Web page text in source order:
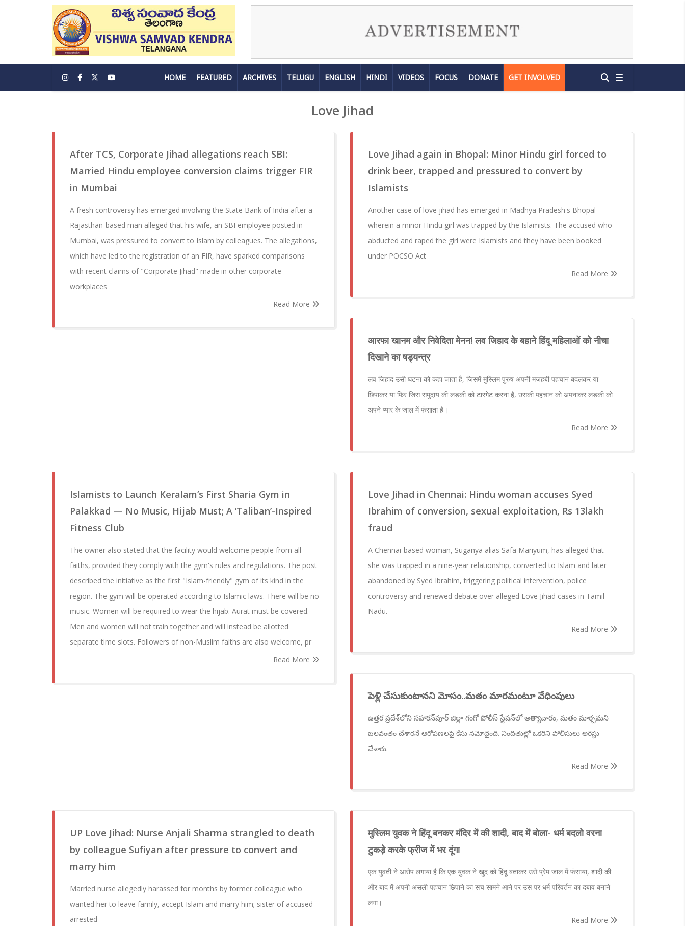
HOME FEATURED ARCHIVES TELUGU ENGLISH HINDI VIDEOS FOCUS DONATE GET INVOLVED
Love Jihad
After TCS, Corporate Jihad allegations reach SBI:
Married Hindu employee conversion claims trigger FIR
in Mumbai
A fresh controversy has emerged involving the State Bank of India after a
Rajasthan-based man alleged that his wife, an SBI employee posted in
Mumbai, was pressured to convert to Islam by colleagues. The allegations,
which have led to the registration of an FIR, have sparked comparisons
with recent claims of "Corporate Jihad" made in other corporate
workplaces
Read More
Love Jihad again in Bhopal: Minor Hindu girl forced to
drink beer, trapped and pressured to convert by
Islamists
Another case of love jihad has emerged in Madhya Pradesh's Bhopal
wherein a minor Hindu girl was trapped by the Islamists. The accused who
abducted and raped the girl were Islamists and they have been booked
under POCSO Act
Read More
आरफा खानम और निवेदिता मेनन! लव जिहाद के बहाने हिंदू महिलाओं को नीचा
दिखाने का षड्यन्त्र
लव जिहाद उसी घटना को कहा जाता है, जिसमें मुस्लिम पुरुष अपनी मजहबी पहचान बदलकर या
छिपाकर या फिर जिस समुदाय की लड़की को टारगेट करना है, उसकी पहचान को अपनाकर लड़की को
अपने प्यार के जाल में फंसाता है।
Read More
Islamists to Launch Keralam’s First Sharia Gym in
Palakkad — No Music, Hijab Must; A ‘Taliban’-Inspired
Fitness Club
The owner also stated that the facility would welcome people from all
faiths, provided they comply with the gym's rules and regulations. The post
described the initiative as the first "Islam-friendly" gym of its kind in the
region. The gym will be operated according to Islamic laws. There will be no
music. Women will be required to wear the hijab. Aurat must be covered.
Men and women will not train together and will instead be allotted
separate time slots. Followers of non-Muslim faiths are also welcome, pr
Read More
Love Jihad in Chennai: Hindu woman accuses Syed
Ibrahim of conversion, sexual exploitation, Rs 13lakh
fraud
A Chennai-based woman, Suganya alias Safa Mariyum, has alleged that
she was trapped in a nine-year relationship, converted to Islam and later
abandoned by Syed Ibrahim, triggering political intervention, police
controversy and renewed debate over alleged Love Jihad cases in Tamil
Nadu.
Read More
పెళ్లి చేసుకుంటానని మోసం..మతం మారమంటూ వేధింపులు
ఉత్తర ప్రదేశ్‌లోని సహారన్‌పూర్ జిల్లా గంగో పోలీస్ స్టేషన్‌లో అత్యాచారం, మతం మార్చమని
బలవంతం చేశారనే ఆరోపణలపై కేసు నమోదైంది. నిందితుల్లో ఒకరిని పోలీసులు అరెస్టు
చేశారు.
Read More
UP Love Jihad: Nurse Anjali Sharma strangled to death
by colleague Sufiyan after pressure to convert and
marry him
Married nurse allegedly harassed for months by former colleague who
wanted her to leave family, accept Islam and marry him; sister of accused
arrested
मुस्लिम युवक ने हिंदू बनकर मंदिर में की शादी, बाद में बोला- धर्म बदलो वरना
टुकड़े करके फ्रीज में भर दूंगा
एक युवती ने आरोप लगाया है कि एक युवक ने खुद को हिंदू बताकर उसे प्रेम जाल में फंसाया, शादी की
और बाद में अपनी असली पहचान छिपाने का सच सामने आने पर उस पर धर्म परिवर्तन का दबाव बनाने
लगा।
Read More